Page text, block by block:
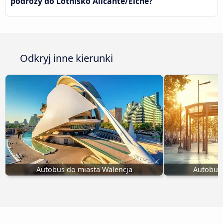
Odkryj inne kierunki
Autobus do miasta Walencja